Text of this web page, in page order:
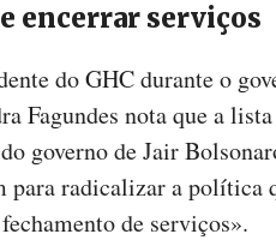
encerrar serviços
do GHC durante o
Fagundes nota que a
governo de Jair
para radicalizar a política
de serviços».